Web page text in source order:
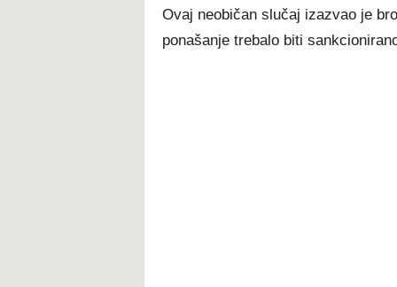
Ovaj neobičan slučaj izazvao je
ponašanje trebalo biti